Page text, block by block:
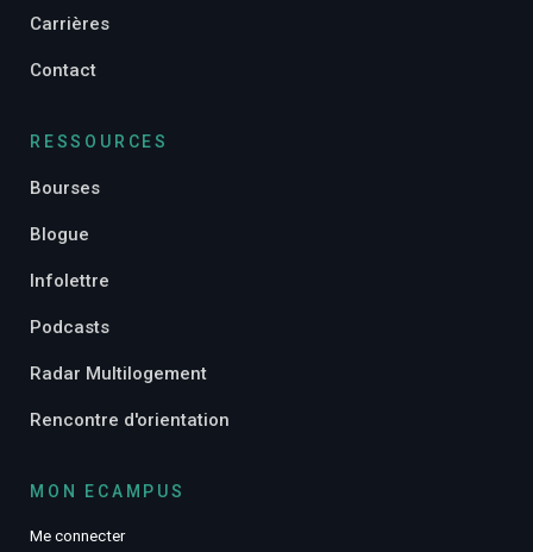
Carrières
Contact
RESSOURCES
Bourses
Blogue
Infolettre
Podcasts
Radar Multilogement
Rencontre d'orientation
MON ECAMPUS
Me connecter